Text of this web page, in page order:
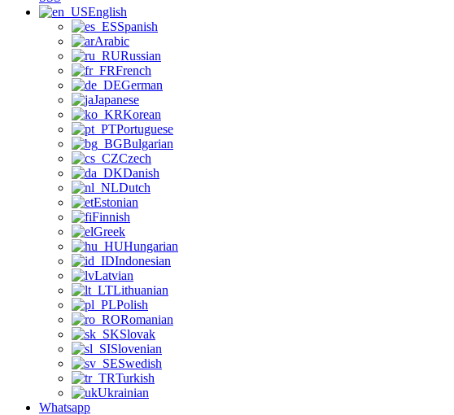
English
Spanish
Arabic
Russian
French
German
Japanese
Korean
Portuguese
Bulgarian
Czech
Danish
Dutch
Estonian
Finnish
Greek
Hungarian
Indonesian
Latvian
Lithuanian
Polish
Romanian
Slovak
Slovenian
Swedish
Turkish
Ukrainian
Whatsapp